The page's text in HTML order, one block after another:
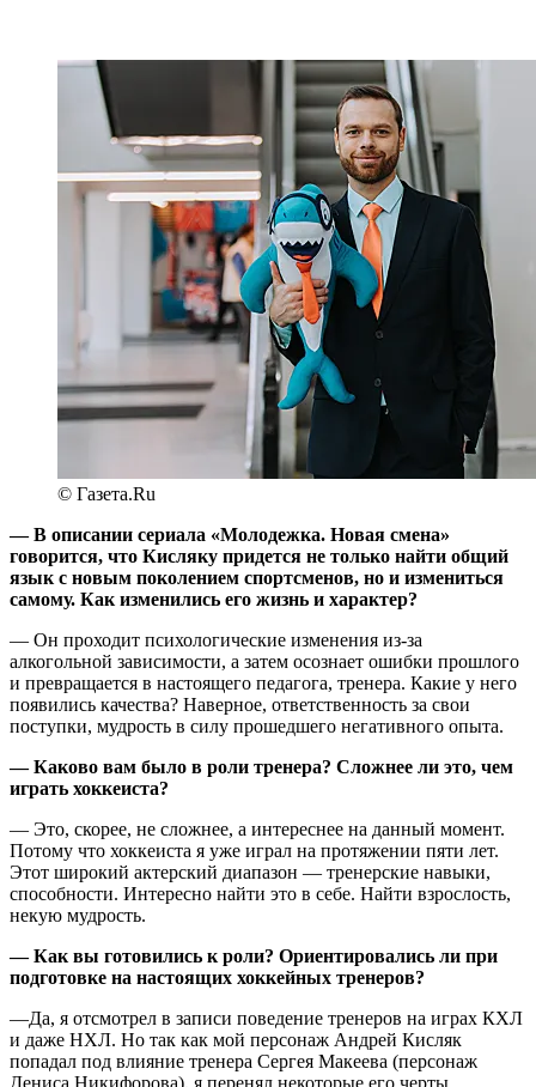
© Газета.Ru
— В описании сериала «Молодежка. Новая смена»
говорится, что Кисляку придется не только найти общий
язык с новым поколением спортсменов, но и измениться
самому. Как изменились его жизнь и характер?
— Он проходит психологические изменения из-за
алкогольной зависимости, а затем осознает ошибки прошлого
и превращается в настоящего педагога, тренера. Какие у него
появились качества? Наверное, ответственность за свои
поступки, мудрость в силу прошедшего негативного опыта.
— Каково вам было в роли тренера? Сложнее ли это, чем
играть хоккеиста?
— Это, скорее, не сложнее, а интереснее на данный момент.
Потому что хоккеиста я уже играл на протяжении пяти лет.
Этот широкий актерский диапазон — тренерские навыки,
способности. Интересно найти это в себе. Найти взрослость,
некую мудрость.
— Как вы готовились к роли? Ориентировались ли при
подготовке на настоящих хоккейных тренеров?
—Да, я отсмотрел в записи поведение тренеров на играх КХЛ
и даже НХЛ. Но так как мой персонаж Андрей Кисляк
попадал под влияние тренера Сергея Макеева (персонаж
Дениса Никифорова), я перенял некоторые его черты